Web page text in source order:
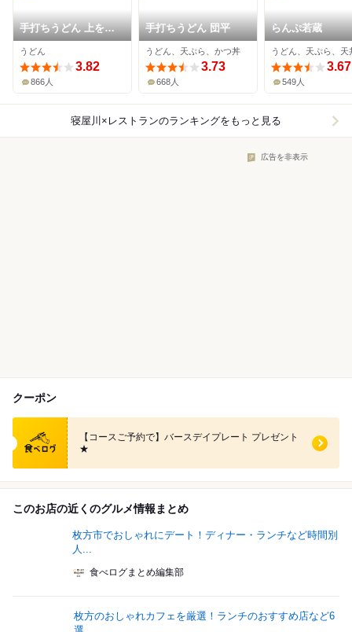
手打ちうどん 上を向
いて
うどん
3.82
866人
手打ちうどん 団平
うどん、天ぷら、かつ丼
3.73
668人
らんぷ若蔵
うどん、天ぷら、天
3.67
549人
寝屋川×レストランのランキングをもっと見る
広告を非表示
クーポン
食べログ クーポン
【コースご予約で】バースデイプレート プレゼント
★
このお店の近くのグルメ情報まとめ
枚方市でおしゃれにデート！ディナー・ランチなど時間別
人...
食べログまとめ編集部
枚方のおしゃれカフェを厳選！ランチのおすすめ店など6